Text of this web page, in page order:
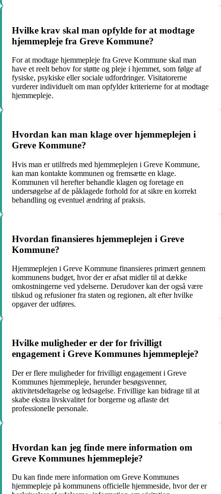
Hvilke krav skal man opfylde for at modtage
hjemmepleje fra Greve Kommune?
For at modtage hjemmepleje fra Greve Kommune skal man
have et reelt behov for støtte og pleje i hjemmet, som følge af
fysiske, psykiske eller sociale udfordringer. Visitatorerne
vurderer individuelt om man opfylder kriterierne for at modtage
hjemmepleje.
Hvordan kan man klage over hjemmeplejen i
Greve Kommune?
Hvis man er utilfreds med hjemmeplejen i Greve Kommune,
kan man kontakte kommunen og fremsætte en klage.
Kommunen vil herefter behandle klagen og foretage en
undersøgelse af de påklagede forhold for at sikre en korrekt
behandling og eventuel ændring af praksis.
Hvordan finansieres hjemmeplejen i Greve
Kommune?
Hjemmeplejen i Greve Kommune finansieres primært gennem
kommunens budget, hvor der er afsat midler til at dække
omkostningerne ved ydelserne. Derudover kan der også være
tilskud og refusioner fra staten og regionen, alt efter hvilke
opgaver der udføres.
Hvilke muligheder er der for frivilligt
engagement i Greve Kommunes hjemmepleje?
Der er flere muligheder for frivilligt engagement i Greve
Kommunes hjemmepleje, herunder besøgsvenner,
aktivitetsdeltagelse og ledsagelse. Frivillige kan bidrage til at
skabe ekstra livskvalitet for borgerne og aflaste det
professionelle personale.
Hvordan kan jeg finde mere information om
Greve Kommunes hjemmepleje?
Du kan finde mere information om Greve Kommunes
hjemmepleje på kommunens officielle hjemmeside, hvor der er